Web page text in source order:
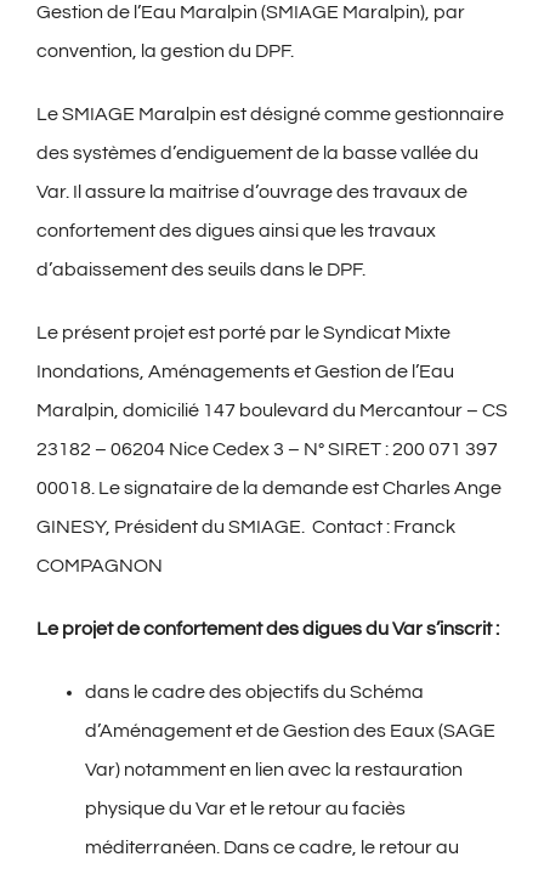
Gestion de l’Eau Maralpin (SMIAGE Maralpin), par
convention, la gestion du DPF.
Le SMIAGE Maralpin est désigné comme gestionnaire
des systèmes d’endiguement de la basse vallée du
Var. Il assure la maitrise d’ouvrage des travaux de
confortement des digues ainsi que les travaux
d’abaissement des seuils dans le DPF.
Le présent projet est porté par le Syndicat Mixte
Inondations, Aménagements et Gestion de l’Eau
Maralpin, domicilié 147 boulevard du Mercantour – CS
23182 – 06204 Nice Cedex 3 – N° SIRET : 200 071 397
00018. Le signataire de la demande est Charles Ange
GINESY, Président du SMIAGE. Contact : Franck
COMPAGNON
Le projet de confortement des digues du Var s’inscrit :
dans le cadre des objectifs du Schéma
d’Aménagement et de Gestion des Eaux (SAGE
Var) notamment en lien avec la restauration
physique du Var et le retour au faciès
méditerranéen. Dans ce cadre, le retour au